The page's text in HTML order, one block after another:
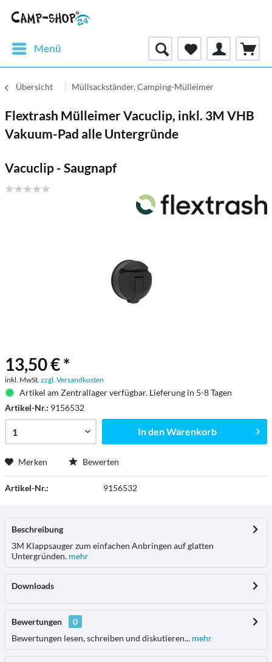
Menü
Übersicht Müllsackständer, Camping-Mülleimer
Flextrash Mülleimer Vacuclip, inkl. 3M VHB
Vakuum-Pad alle Untergründe
Vacuclip - Saugnapf
13,50 € *
inkl. MwSt. zzgl. Versandkosten
Artikel am Zentrallager verfügbar. Lieferung in 5-8 Tagen
Artikel-Nr.: 9156532
In denWarenkorb
Merken Bewerten
Artikel-Nr.: 9156532
Beschreibung
3M Klappsauger zum einfachen Anbringen auf glatten
Untergründen. mehr
Downloads
Bewertungen
0
Bewertungen lesen, schreiben und diskutieren... mehr